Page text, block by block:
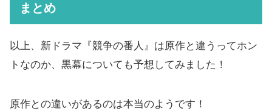
まとめ
以上、新ドラマ『競争の番人』は原作と違うってホン
トなのか、黒幕についても予想してみました！
原作との違いがあるのは本当のようです！